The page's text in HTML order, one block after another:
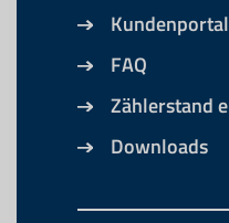
FAQ
Zählerstand
Downloads